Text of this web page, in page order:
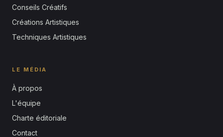
Conseils Créatifs
Créations Artistiques
Techniques Artistiques
LE MÉDIA
À propos
L'équipe
Charte éditoriale
Contact